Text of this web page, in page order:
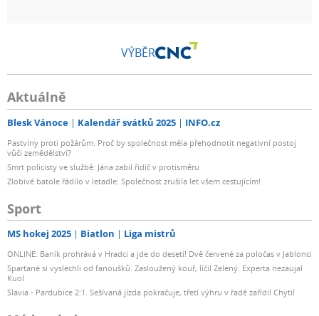
VÝBĚR
Aktuálně
Blesk Vánoce Kalendář svátků 2025 INFO.cz
Pastviny proti požárům. Proč by společnost měla přehodnotit negativní postoj
vůči zemědělství?
Smrt policisty ve službě: Jána zabil řidič v protisměru
Zlobivé batole řádilo v letadle: Společnost zrušila let všem cestujícím!
Sport
MS hokej 2025 Biatlon Liga mistrů
ONLINE: Baník prohrává v Hradci a jde do deseti! Dvě červené za poločas v Jablonci
Sparťané si vyslechli od fanoušků. Zasloužený kouř, líčil Zelený. Experta nezaujal
Kuol
Slavia - Pardubice 2:1. Sešívaná jízda pokračuje, třetí výhru v řadě zařídil Chytil